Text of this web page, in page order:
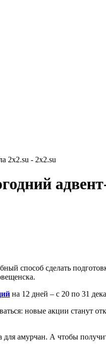
2x2.su - 2x2.su
способ сделать
на 12 дней – с 20 по 31
новые акции станут
для амурчан. А чтобы